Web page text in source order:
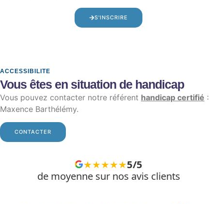
S'INSCRIRE
ACCESSIBILITE
Vous êtes en situation de handicap
Vous pouvez contacter notre référent handicap certifié :
Maxence Barthélémy.
CONTACTER
★★★★★5/5
de moyenne sur nos avis clients